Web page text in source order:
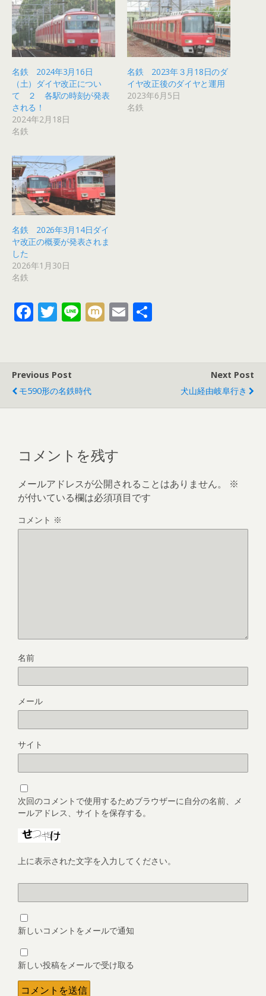
名鉄 2024年3月16日
（土）ダイヤ改正につい
て ２ 各駅の時刻が発表
される！
2024年2月18日
名鉄
名鉄 2023年３月18日のダ
イヤ改正後のダイヤと運用
2023年6月5日
名鉄
名鉄 2026年3月14日ダイ
ヤ改正の概要が発表されま
した
2026年1月30日
名鉄
F
ac
b
o
o
T
w
er
Li
n
M
ix
E
m
Previous Post
モ590形の名鉄時代
Next Post
犬山経由岐阜行き
コメントを残す
メールアドレスが公開されることはありません。
※
が付いている欄は必須項目です
コメント ※
名前
メール
サイト
次回のコメントで使用するためブラウザーに自分の名前、メ
ールアドレス、サイトを保存する。
上に表示された文字を入力してください。
新しいコメントをメールで通知
新しい投稿をメールで受け取る